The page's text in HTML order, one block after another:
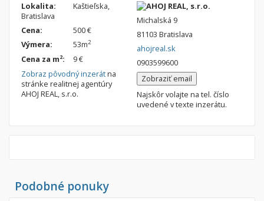
Lokalita:
Kaštieľska,
Bratislava
Cena:
500 €
Výmera:
53m2
Cena za m2:
9 €
Zobraz pôvodný inzerátna
stránke realitnej agentúry
AHOJ REAL, s.r.o.
AHOJ REAL, s.r.o.
Michalská 9
81103 Bratislava
ahojreal.sk
0903599600
Zobraziť email
Najskôr volajte na tel. číslo
uvedené v texte inzerátu.
Podobné ponuky